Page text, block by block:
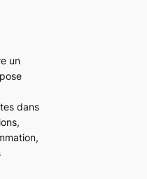
un
dans